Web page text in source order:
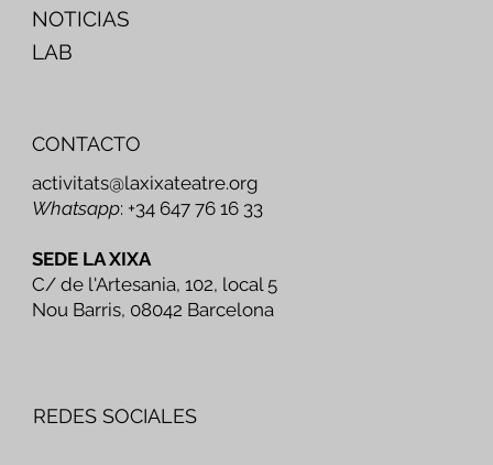
NOTICIAS
LAB
CONTACTO
activitats@laxixateatre.org
Whatsapp: +34 647 76 16 33
SEDE LA XIXA
C/ de l'Artesania, 102, local 5
Nou Barris, 08042 Barcelona
REDES SOCIALES